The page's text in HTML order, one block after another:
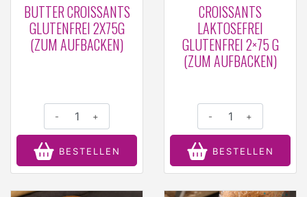
BUTTER CROISSANTS
GLUTENFREI 2X75G
(ZUM AUFBACKEN)
- +
BESTELLEN
CROISSANTS
LAKTOSEFREI
GLUTENFREI 2×75 G
(ZUM AUFBACKEN)
- +
BESTELLEN